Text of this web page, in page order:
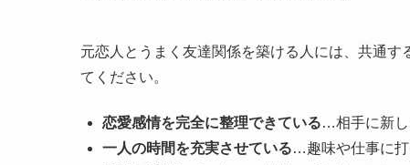
元恋人とうまく友達関係を築ける人には、共通
てください。
恋愛感情を完全に整理できている…相手に新し
一人の時間を充実させている…趣味や仕事に